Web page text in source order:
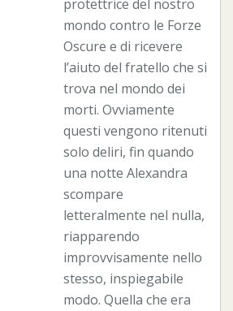
protettrice del nostro
mondo contro le Forze
Oscure e di ricevere
l’aiuto del fratello che si
trova nel mondo dei
morti. Ovviamente
questi vengono ritenuti
solo deliri, fin quando
una notte Alexandra
scompare
letteralmente nel nulla,
riapparendo
improvvisamente nello
stesso, inspiegabile
modo. Quella che era